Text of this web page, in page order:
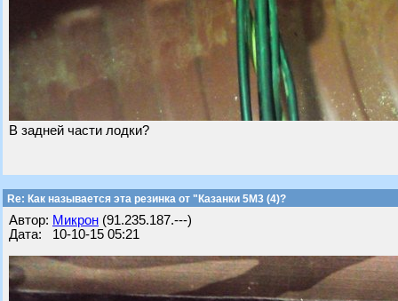
В задней части лодки?
Re: Как называется эта резинка от "Казанки 5М3 (4)?
Автор: Микрон (91.235.187.---)
Дата: 10-10-15 05:21